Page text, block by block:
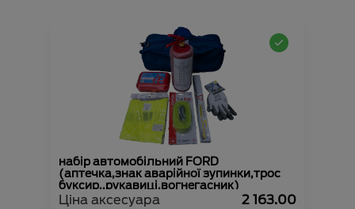
набір автомобільний FORD
(аптечка,знак аварійної зупинки,трос
буксир.,рукавиці,вогнегасник)
Ціна аксесуара 2 163.00